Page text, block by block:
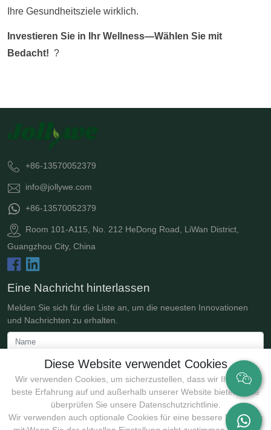
Ihre Gesundheitsziele wirklich.
Investieren Sie in Ihr Wellness—Wählen Sie mit
Bedacht! ?
Diese Website verwendet Cookies
Wir verwenden Cookies, um sicherzustellen, dass wir Ihnen die
beste Erfahrung auf und außerhalb unserer Website bieten. Bitte
überprüfen Sie unsere Datenschutzrichtlinie.
Wir verwenden auch optionale Cookies für eine bessere Erfahrung
+86-13570052379
info@jollywe.com
+86-13570052379
Room 101-A115, No. 212 HeDong Road, LiWan District,
Guangzhou City, China
Eine Nachricht hinterlassen
Melden Sie sich für die Liste an, um die neuesten Innovationen
und Nachrichten zu erhalten.